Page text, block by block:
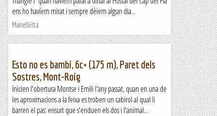
ens ho havíem mirat i sempre dèiem algun dia...
Manel&Ita
Esto no es bambi, 6c+ (175 m), Paret dels
Sostres, Mont-Roig
Inicien l'obertura Montse i Emili l'any passat, quan en una de
les aproximacions a la feixa es troben un cabirol al qual li
barren el pas: ensurt que s'enduen els dos i l'animal...